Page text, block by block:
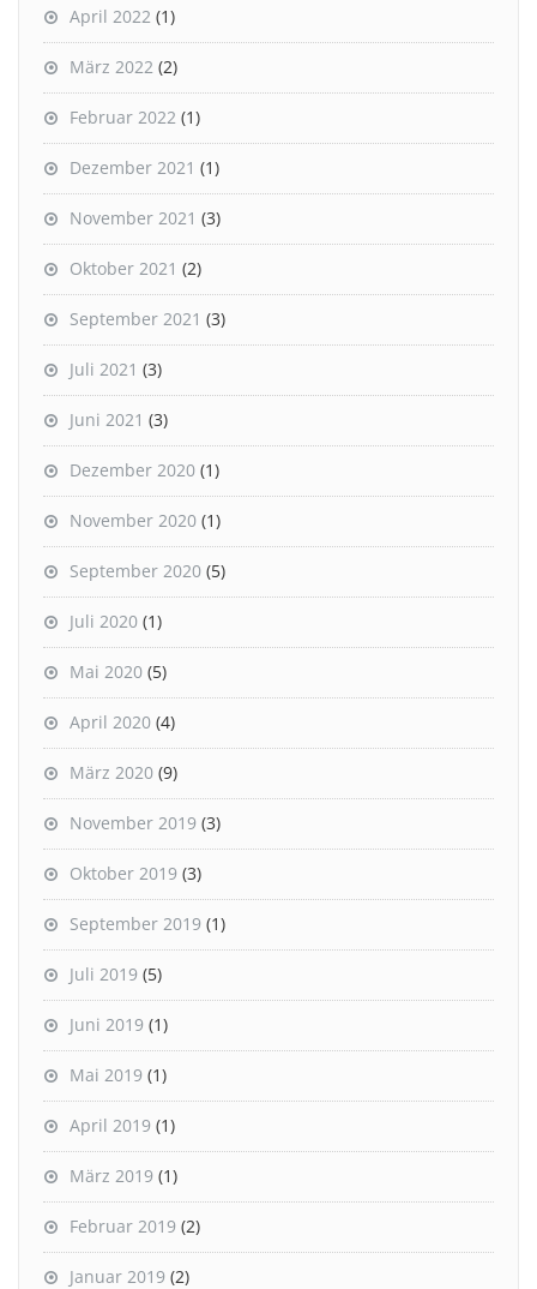
April 2022 (1)
März 2022 (2)
Februar 2022 (1)
Dezember 2021 (1)
November 2021 (3)
Oktober 2021 (2)
September 2021 (3)
Juli 2021 (3)
Juni 2021 (3)
Dezember 2020 (1)
November 2020 (1)
September 2020 (5)
Juli 2020 (1)
Mai 2020 (5)
April 2020 (4)
März 2020 (9)
November 2019 (3)
Oktober 2019 (3)
September 2019 (1)
Juli 2019 (5)
Juni 2019 (1)
Mai 2019 (1)
April 2019 (1)
März 2019 (1)
Februar 2019 (2)
Januar 2019 (2)